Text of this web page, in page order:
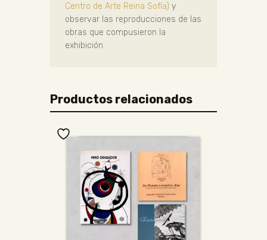
Centro de Arte Reina Sofía) y
observar las reproducciones de las
obras que compusieron la
exhibición.
Productos relacionados